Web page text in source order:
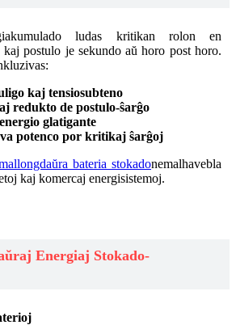
ludas kritikan rolon en
postulo je sekundo aŭ horo post horo.
kaj tensiosubteno
redukto de postulo-ŝarĝo
glatigante
potenco por kritikaj ŝarĝoj
bateria stokadonemalhavebla
kaj komercaj energisistemoj.
Energiaj Stokado-